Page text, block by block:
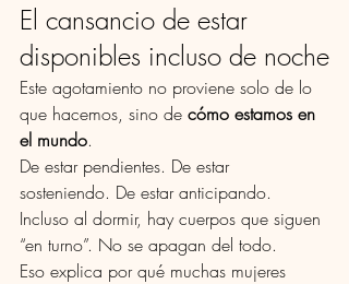
El cansancio de estar
disponibles incluso de noche
Este agotamiento no proviene solo de lo
que hacemos, sino de cómo estamos en
el mundo.
De estar pendientes. De estar
sosteniendo. De estar anticipando.
Incluso al dormir, hay cuerpos que siguen
“en turno”. No se apagan del todo.
Eso explica por qué muchas mujeres